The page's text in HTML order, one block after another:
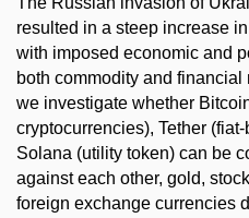
resulted in a steep increase
with imposed economic and
both commodity and financial
we investigate whether
cryptocurrencies), Tether
Solana (utility token) can be
against each other, gold,
foreign exchange currencies